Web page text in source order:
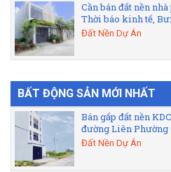
Cần bán đất nền
Thời báo kinh tế,
Đất Nền Dự Án
BẤT ĐỘNG SẢN MỚI NHẤT
Bán gấp đất nền
đường Liên Phường
Đất Nền Dự Án